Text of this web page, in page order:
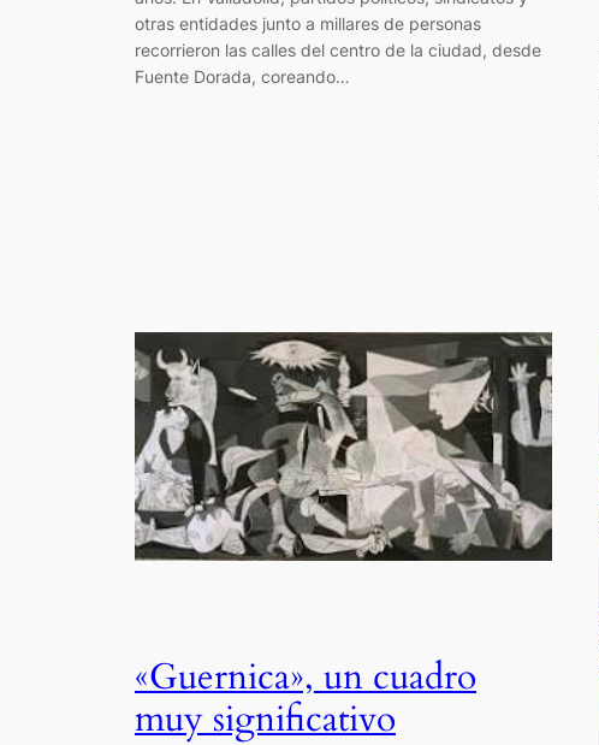
otras entidades junto a millares de personas
recorrieron las calles del centro de la ciudad, desde
Fuente Dorada, coreando…
«Guernica», un cuadro
muy significativo